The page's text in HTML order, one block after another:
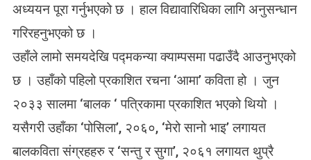
भा
रा
ई
चा
अध्ययन पूरा गर्नुभएको छ । हाल विद्यावारिधिका लागि अनुसन्धान
गरिरहनुभएको छ ।
उहाँले लामो समयदेखि पद्मकन्या क्याम्पसमा पढाउँदै आउनुभएको
छ । उहाँको पहिलो प्रकाशित रचना ‘आमा’ कविता हो । जुन
२०३३ सालमा ‘बालक ‘ पत्रिकामा प्रकाशित भएको थियो ।
यसैगरी उहाँका ‘पोसिला’, २०६०, ‘मेरो सानो भाइ’ लगायत
बालकविता संग्रहहरु र ‘सन्तु र सुगा’, २०६१ लगायत थुप्रै